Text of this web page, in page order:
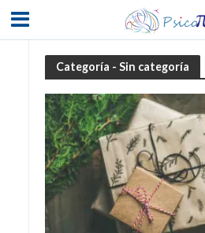
Categoría - Sin categoría